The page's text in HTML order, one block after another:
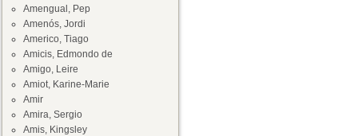
Amengual, Pep
Amenós, Jordi
Americo, Tiago
Amicis, Edmondo de
Amigo, Leire
Amiot, Karine-Marie
Amir
Amira, Sergio
Amis, Kingsley